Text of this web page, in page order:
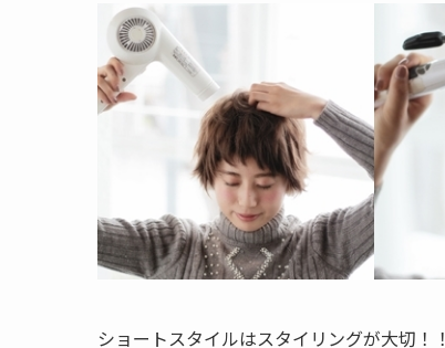
ショートスタイルはスタイリングが大切！！